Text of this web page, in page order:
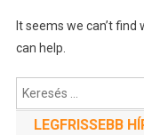
It seems we can’t
can help.
Keresés:
LEGFRISSEBB